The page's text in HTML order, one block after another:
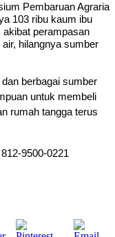
Pembaruan Agraria
103 ribu kaum ibu
akibat perampasan
hilangnya sumber
berbagai sumber
untuk membeli
rumah tangga terus
9500-0221